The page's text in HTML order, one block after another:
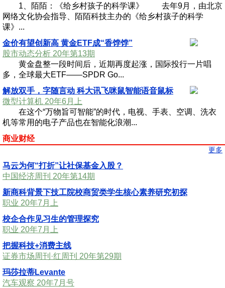
1、陌陌：《给乡村孩子的科学课》 去年9月，由北京
网络文化协会指导、陌陌科技主办的《给乡村孩子的科学
课》...
金价有望创新高 黄金ETF成“香饽饽”
股市动态分析 20年第13期
黄金盘整一段时间后，近期再度起涨，国际投行一片唱
多，全球最大ETF——SPDR Go...
解放双手，字随言动 科大讯飞咪鼠智能语音鼠标
微型计算机 20年6月上
在这个“万物旨可智能”的时代，电视、手表、空调、洗衣
机等常用的电子产品也在智能化浪潮...
商业财经
更多
马云为何“打折”让社保基金入股？
中国经济周刊 20年第14期
新商科背景下技工院校商贸类学生核心素养研究初探
职业 20年7月上
校企合作见习生的管理探究
职业 20年7月上
把握科技+消费主线
证券市场周刊·红周刊 20年第29期
玛莎拉蒂Levante
汽车观察 20年7月号